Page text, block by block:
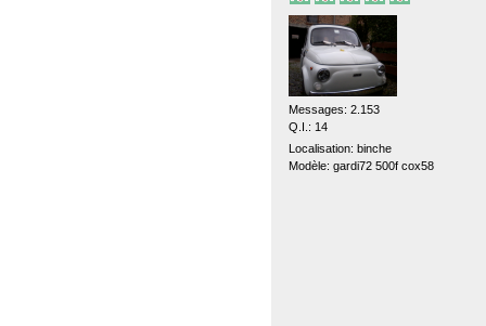
Messages: 2.153
Q.I.: 14
Localisation: binche
Modèle: gardi72 500f cox58